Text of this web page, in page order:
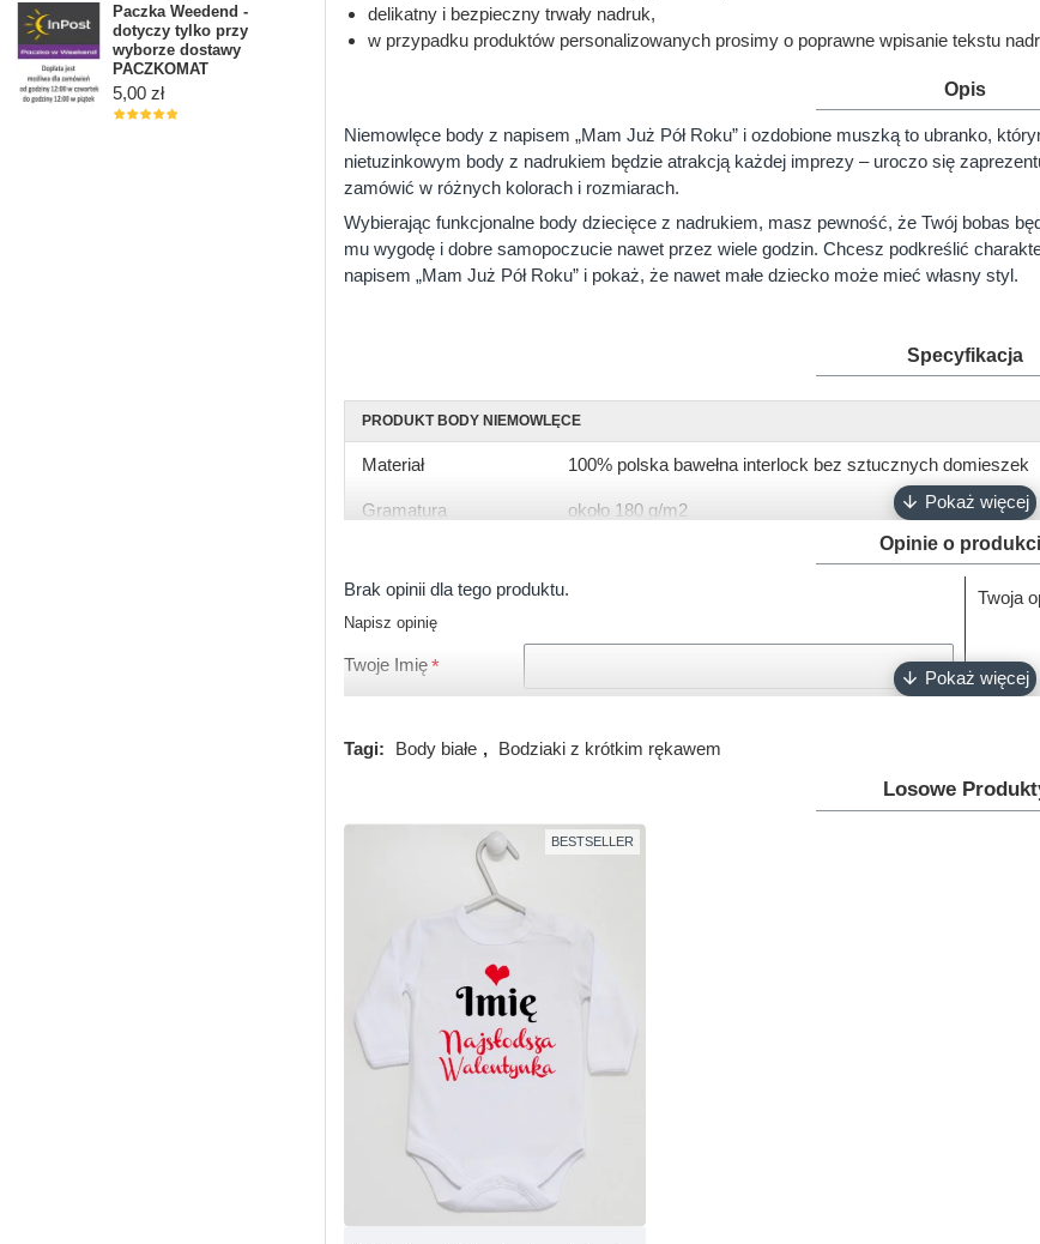
Paczka Weedend -
dotyczy tylko przy
wyborze dostawy
PACZKOMAT
5,00 zł
delikatny i bezpieczny trwały nadruk,
w przypadku produktów personalizowanych prosimy o poprawne wpisanie tekstu
Opis
Niemowlęce body z napisem „Mam Już Pół Roku” i ozdobione muszką to ubranko,
nietuzinkowym body z nadrukiem będzie atrakcją każdej imprezy – uroczo się
zamówić w różnych kolorach i rozmiarach.
Wybierając funkcjonalne body dziecięce z nadrukiem, masz pewność, że Twój bobas
mu wygodę i dobre samopoczucie nawet przez wiele godzin. Chcesz podkreślić
napisem „Mam Już Pół Roku” i pokaż, że nawet małe dziecko może mieć własny styl.
Specyfikacja
PRODUKT BODY NIEMOWLĘCE
Materiał 100% polska bawełna interlock bez sztucznych domieszek
Gramatura około 180 g/m2
Rozmiary
biały, różowy, ciemny róż, błękitny, turkusowy, szary,
Zapięcie napy bezniklowe
Certyfikat Oeko-Tex 100
Opinie o
Brak opinii dla tego produktu.
Napisz opinię
Twoje Imię
Twoja
Tagi: Body białe , Bodziaki z krótkim rękawem
Losowe
BESTSELLER